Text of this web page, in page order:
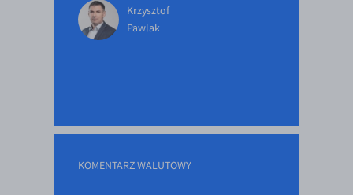
Krzysztof
Pawlak
KOMENTARZ WALUTOWY